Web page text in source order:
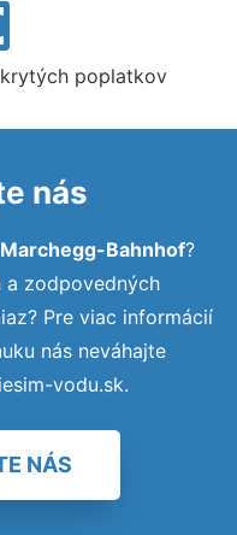
poplatkov
nás
Bahnhof?
a zodpovedných
Pre viac informácií
nás neváhajte
vodu.sk.
NÁS